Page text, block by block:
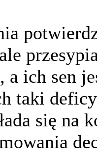
a ich sen
taki
się na